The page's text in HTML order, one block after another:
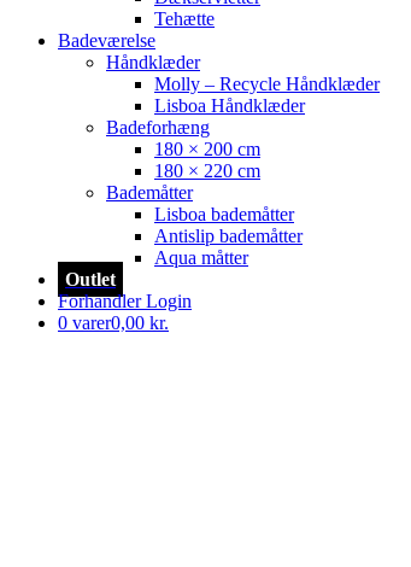
Tehætte
Badeværelse
Håndklæder
Molly – Recycle Håndklæder
Lisboa Håndklæder
Badeforhæng
180 × 200 cm
180 × 220 cm
Bademåtter
Lisboa bademåtter
Antislip bademåtter
Aqua måtter
Outlet
Forhandler Login
0 varer0,00 kr.